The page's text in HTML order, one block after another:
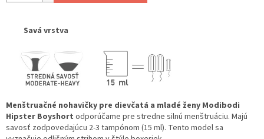
Savá vrstva
Menštruačné nohavičky pre dievčatá a mladé ženy Modibodi
Hipster Boyshort odporúčame pre stredne silnú menštruáciu. Majú
savosť zodpovedajúcu 2-3 tampónom (15 ml). Tento model sa